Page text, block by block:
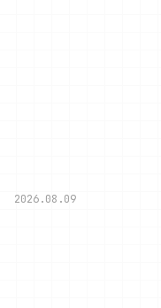
2026.08.09